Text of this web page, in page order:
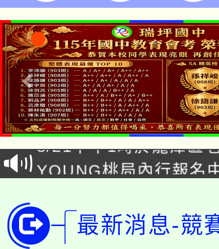
「本色祭」8/29、30在
場熱烈登場!
8/21下午1時於龍潭區
徵才活動。
YOUNG桃局內行報名
開!
115年桃園市運動會8/
田徑場及游泳池舉行。
桃園市低收入戶享有免
最新消息-競